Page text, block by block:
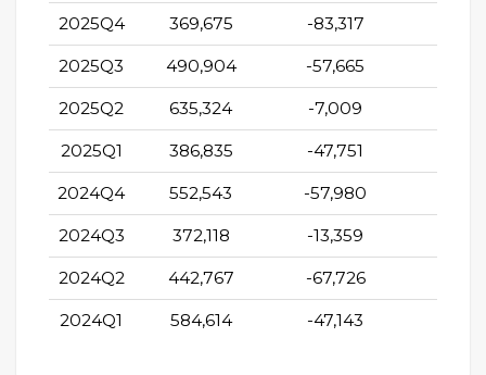
2025Q4 369,675 -83,317
2025Q3 490,904 -57,665
2025Q2 635,324 -7,009
2025Q1 386,835 -47,751
2024Q4 552,543 -57,980
2024Q3 372,118 -13,359
2024Q2 442,767 -67,726
2024Q1 584,614 -47,143